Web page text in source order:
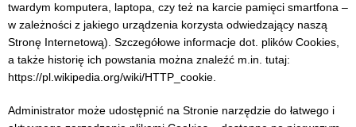
twardym komputera, laptopa, czy też na karcie pamięci smartfona –
w zależności z jakiego urządzenia korzysta odwiedzający naszą
Stronę Internetową). Szczegółowe informacje dot. plików Cookies,
a także historię ich powstania można znaleźć m.in. tutaj:
https://pl.wikipedia.org/wiki/HTTP_cookie
Administrator może udostępnić na Stronie narzędzie do łatwego i